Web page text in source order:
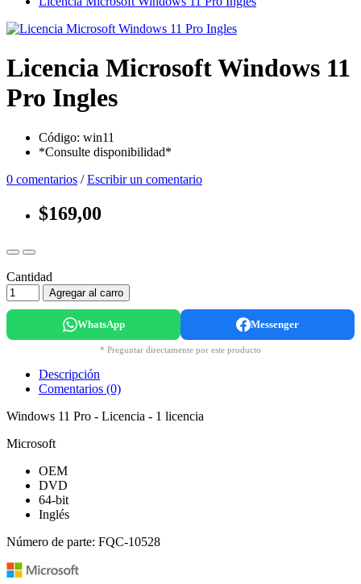
Licencia Microsoft Windows 11
Pro Ingles
Código: win11
*Consulte disponibilidad*
0 comentarios /Escribir un comentario
$169,00
Cantidad
Agregar al carro
WhatsApp Messenger
* Preguntar directamente por este producto
Descripción
Comentarios (0)
Windows 11 Pro - Licencia - 1 licencia
Microsoft
OEM
DVD
64-bit
Inglés
Número de parte: FQC-10528